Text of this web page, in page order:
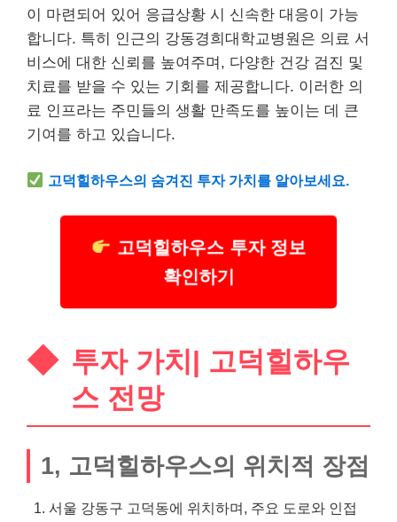
이 마련되어 있어 응급상황 시 신속한 대응이 가능
합니다. 특히 인근의 강동경희대학교병원은 의료 서
비스에 대한 신뢰를 높여주며, 다양한 건강 검진 및
치료를 받을 수 있는 기회를 제공합니다. 이러한 의
료 인프라는 주민들의 생활 만족도를 높이는 데 큰
기여를 하고 있습니다.
고덕힐하우스의 숨겨진 투자 가치를 알아보세요.
고덕힐하우스 투자 정보
확인하기
투자 가치| 고덕힐하우
스 전망
1, 고덕힐하우스의 위치적 장점
서울 강동구 고덕동에 위치하며, 주요 도로와 인접